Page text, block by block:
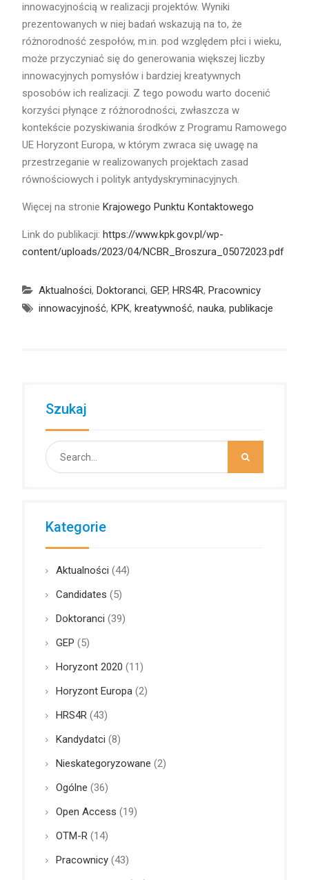
innowacyjnością w realizacji projektów. Wyniki
prezentowanych w niej badań wskazują na to, że
różnorodność zespołów, m.in. pod względem płci i wieku,
może przyczyniać się do generowania większej liczby
innowacyjnych pomysłów i bardziej kreatywnych
sposobów ich realizacji. Z tego powodu warto docenić
korzyści płynące z różnorodności, zwłaszcza w
kontekście pozyskiwania środków z Programu Ramowego
UE Horyzont Europa, w którym zwraca się uwagę na
przestrzeganie w realizowanych projektach zasad
równościowych i polityk antydyskryminacyjnych.
Więcej na stronie Krajowego Punktu Kontaktowego
Link do publikacji: https://www.kpk.gov.pl/wp-
content/uploads/2023/04/NCBR_Broszura_05072023.pdf
Aktualności, Doktoranci, GEP, HRS4R, Pracownicy
innowacyjność, KPK, kreatywność, nauka, publikacje
Szukaj
Search
for:
Kategorie
Aktualności (44)
Candidates (5)
Doktoranci (39)
GEP (5)
Horyzont 2020 (11)
Horyzont Europa(2)
HRS4R(43)
Kandydatci (8)
Nieskategoryzowane (2)
Ogólne (36)
Open Access (19)
OTM-R(14)
Pracownicy(43)